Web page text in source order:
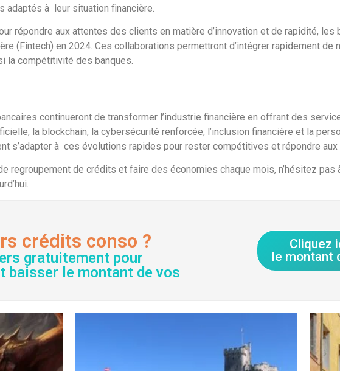
adaptés à leur situation financière.
répondre aux attentes des clients en matière d’innovation et de rapidité,
(Fintech) en 2024. Ces collaborations permettront d’intégrer rapidement
la compétitivité des banques.
continueront de transformer l’industrie financière en offrant des
la blockchain, la cybersécurité renforcée, l’inclusion financière et la
s’adapter à ces évolutions rapides pour rester compétitives et répondre
regroupement de crédits et faire des économies chaque mois, n’hésitez
crédits conso ?
gratuitement pour
baisser le montant de vos
Cliquez
le montant